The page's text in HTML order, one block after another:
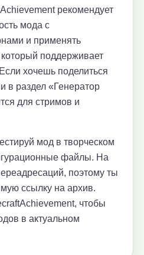
рекомендует
мода с
и применять
поддерживает
хочешь поделиться
в раздел «Генератор
для стримов и
мод в творческом
файлы. На
поэтому ты
ссылку на архив.
чтобы
в актуальном